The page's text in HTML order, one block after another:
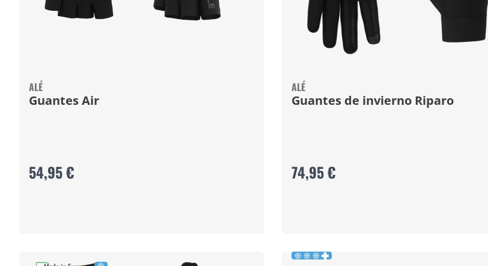
ALÉ
Guantes Air
54,95 €
ALÉ
Guantes de invierno Riparo
74,95 €